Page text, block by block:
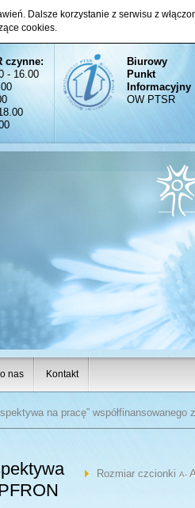
Dalsze korzystanie z serwisu z
cookies.
czynne:
- 16.00
Biurowy
Punkt
Informacyjny
OW PTSR
nas Kontakt
na pracę” współfinansowanego
Rozmiar czcionki A-